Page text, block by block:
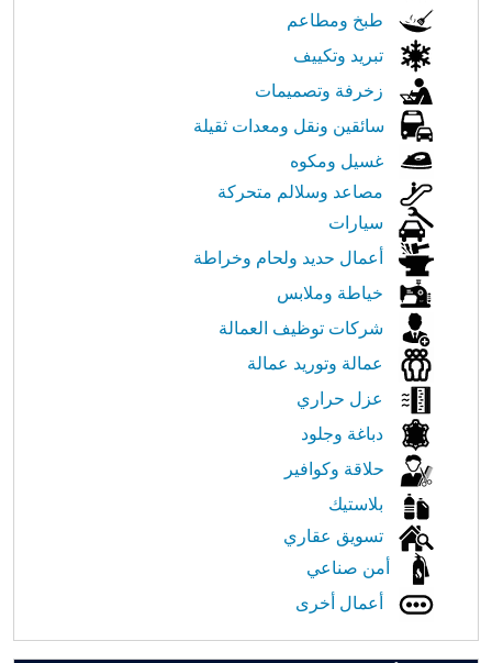
طبخ ومطاعم
تبريد وتكييف
زخرفة وتصميمات
سائقين ونقل ومعدات ثقيلة
غسيل ومكوه
مصاعد وسلالم متحركة
سيارات
أعمال حديد ولحام وخراطة
خياطة وملابس
شركات توظيف العمالة
عمالة وتوريد عمالة
عزل حراري
دباغة وجلود
حلاقة وكوافير
بلاستيك
تسويق عقاري
أمن صناعي
أعمال أخرى